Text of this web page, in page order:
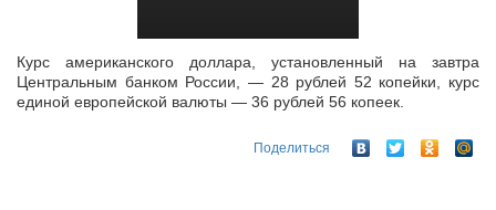
Курс американского доллара, установленный на завтра
Центральным банком России, — 28 рублей 52 копейки, курс
единой европейской валюты — 36 рублей 56 копеек.
Поделиться